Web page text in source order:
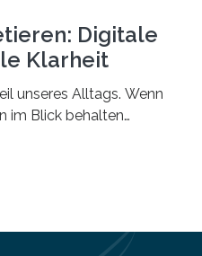
Digitale
Klarheit
unseres Alltags. Wenn
im Blick behalten
helfen Ihnen, Ausgaben
Tools: Alle